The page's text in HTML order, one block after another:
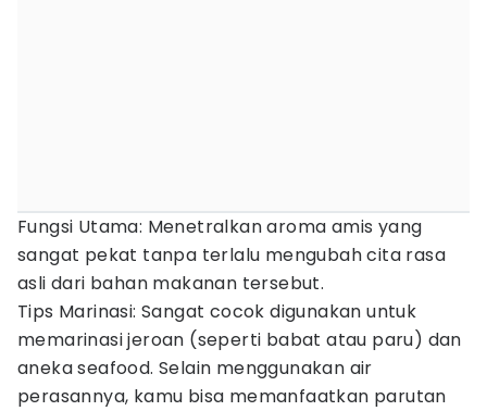
Fungsi Utama: Menetralkan aroma amis yang
sangat pekat tanpa terlalu mengubah cita rasa
asli dari bahan makanan tersebut.
Tips Marinasi: Sangat cocok digunakan untuk
memarinasi jeroan (seperti babat atau paru) dan
aneka seafood. Selain menggunakan air
perasannya, kamu bisa memanfaatkan parutan